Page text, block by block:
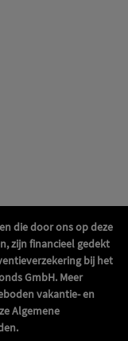
die door ons op deze
zijn financieel gedekt
bij het
GmbH. Meer
vakantie- en
Algemene